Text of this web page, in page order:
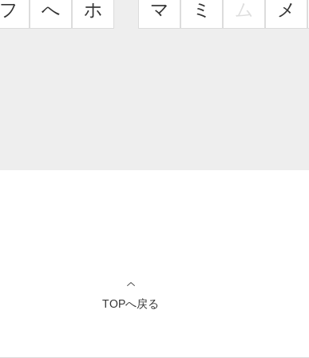
フ へ ホ マ ミ ム メ
TOPへ戻る